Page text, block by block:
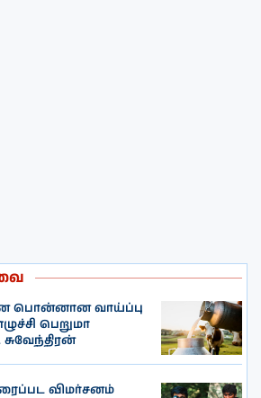
பொன்னான வாய்ப்பு
பெறுமா
விமர்சனம்